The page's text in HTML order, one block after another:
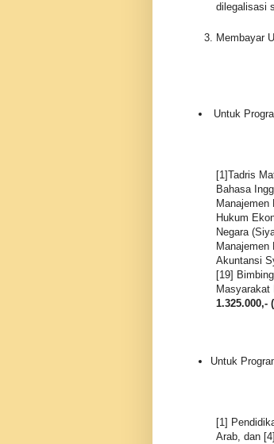
dilegalisasi
Membayar
Untuk
[1]Tadris
Bahasa
Manajemen
Hukum
Negara
Manajemen
Akuntansi
[19]
Masyarakat
Untuk
[1]
Arab, dan